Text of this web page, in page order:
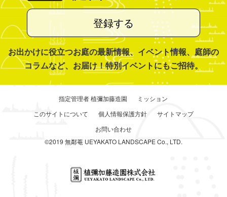
登録する
お出かけに役立つお庭の最新情報、イベント情報、庭師の
コラムなど、お届け！特別イベントにもご招待。
指定管理者 植彌加藤造園
ミッション
このサイトについて
個人情報保護方針
サイトマップ
お問い合わせ
©2019 無鄰菴 UEYAKATO LANDSCAPE Co., LTD.